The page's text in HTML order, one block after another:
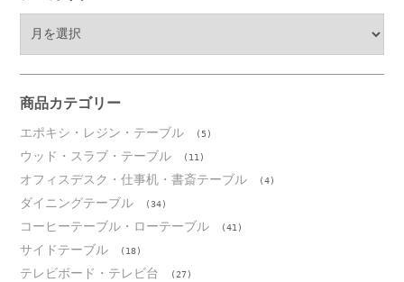
ブ
商品カテゴリー
エポキシ・レジン・テーブル (5)
ウッド・スラブ・テーブル (11)
オフィスデスク・仕事机・書斎テーブル (4)
ダイニングテーブル (34)
コーヒーテーブル・ローテーブル (41)
サイドテーブル (18)
テレビボード・テレビ台 (27)